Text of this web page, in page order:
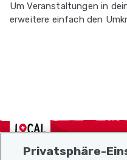
Um Veranstaltungen in
erweitere einfach den
Localcities
Privatsphäre-